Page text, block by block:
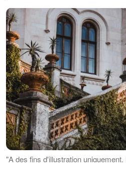
"A des fins d'illustration